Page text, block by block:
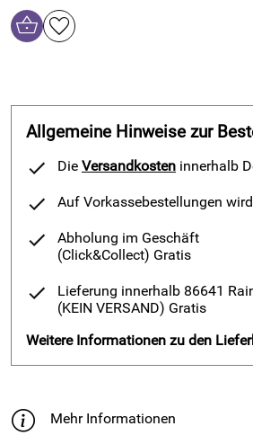
Allgemeine Hinweise zur
Die Versandkosten innerhalb
Auf Vorkassebestellungen
Abholung im Geschäft
(Click&Collect) Gratis
Lieferung innerhalb 86641
(KEIN VERSAND) Gratis
Weitere Informationen zu den
Mehr Informationen